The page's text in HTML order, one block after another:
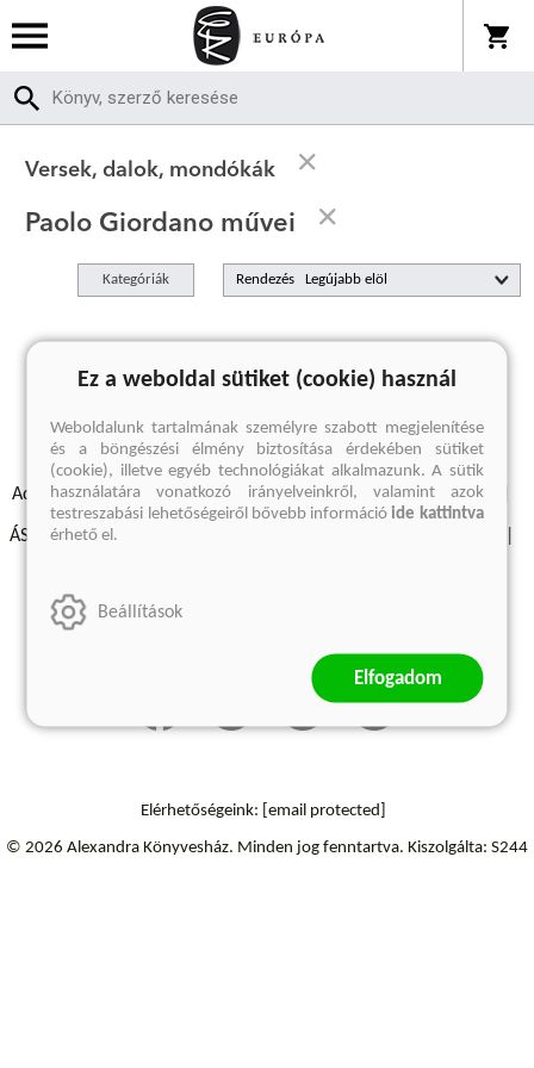
Versek, dalok, mondókák
Paolo Giordano művei
Kategóriák Rendezés
A keresett kifejezésre nincs találat
Adatvédelmi szabályzatok Elállási felmondási nyilatkozat
ÁSZF - Vásárlási feltételek
Szállítási információk
Elérhetőségeink: [email protected]
© 2026 Alexandra Könyvesház. Minden jog fenntartva. Kiszolgálta: S244
Ez a weboldal sütiket (cookie) használ
Weboldalunk tartalmának személyre szabott megjelenítése
és a böngészési élmény biztosítása érdekében sütiket
(cookie), illetve egyéb technológiákat alkalmazunk. A sütik
használatára vonatkozó irányelveinkről, valamint azok
testreszabási lehetőségeiről bővebb információide kattintva
érhető el.
Beállítások
Elfogadom